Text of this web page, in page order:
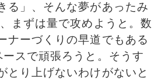
る」、そんな夢があったみ
まずは量で攻めようと。数
ナーづくりの早道でもある
スで頑張ろうと。そうす
とり上げないわけがないと